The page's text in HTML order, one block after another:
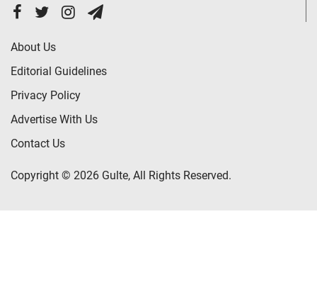
About Us
Editorial Guidelines
Privacy Policy
Advertise With Us
Contact Us
Copyright © 2026 Gulte, All Rights Reserved.